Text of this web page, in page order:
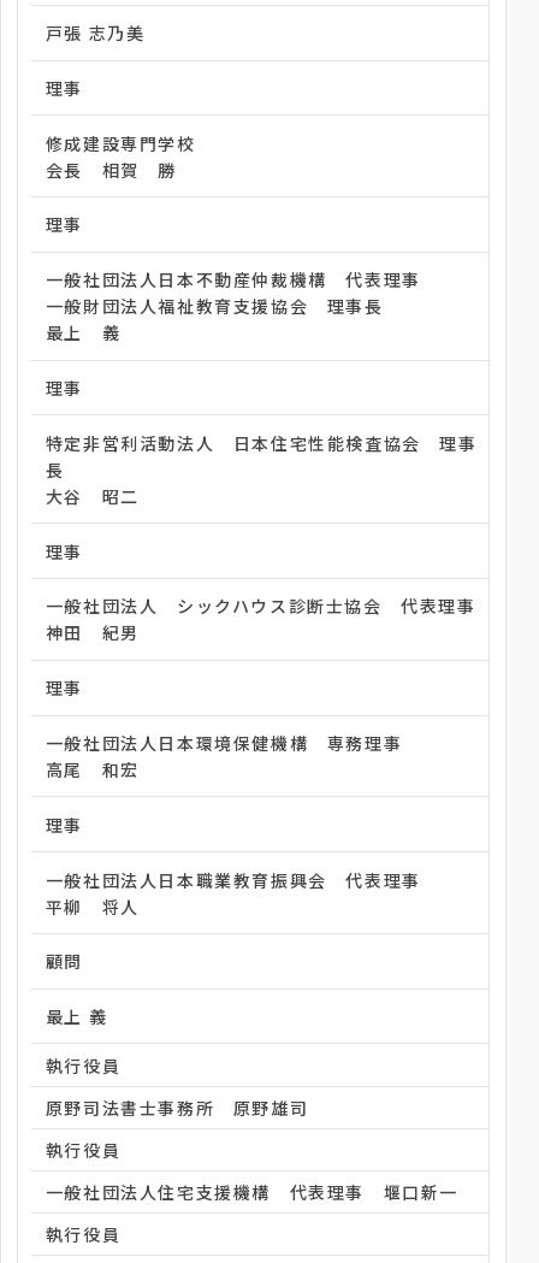
戸張 志乃美
理事
修成建設専門学校
会長 相賀 勝
理事
一般社団法人日本不動産仲裁機構 代表理事
一般財団法人福祉教育支援協会 理事長
最上 義
理事
特定非営利活動法人 日本住宅性能検査協会 理事
長
大谷 昭二
理事
一般社団法人 シックハウス診断士協会 代表理事
神田 紀男
理事
一般社団法人日本環境保健機構 専務理事
高尾 和宏
理事
一般社団法人日本職業教育振興会 代表理事
平柳 将人
顧問
最上 義
執行役員
原野司法書士事務所 原野雄司
執行役員
一般社団法人住宅支援機構 代表理事 堰口新一
執行役員